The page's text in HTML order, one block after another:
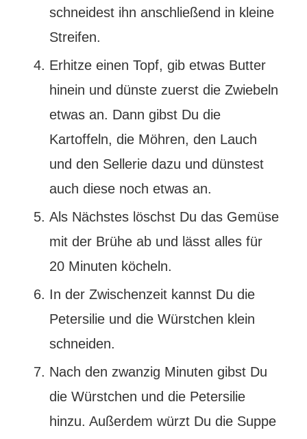
schneidest ihn anschließend in kleine
Streifen.
Erhitze einen Topf, gib etwas Butter
hinein und dünste zuerst die Zwiebeln
etwas an. Dann gibst Du die
Kartoffeln, die Möhren, den Lauch
und den Sellerie dazu und dünstest
auch diese noch etwas an.
Als Nächstes löschst Du das Gemüse
mit der Brühe ab und lässt alles für
20 Minuten köcheln.
In der Zwischenzeit kannst Du die
Petersilie und die Würstchen klein
schneiden.
Nach den zwanzig Minuten gibst Du
die Würstchen und die Petersilie
hinzu. Außerdem würzt Du die Suppe